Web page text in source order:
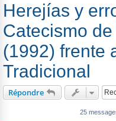
Herejías y
Catecismo
(1992) frente
Tradicional
Répondre
25